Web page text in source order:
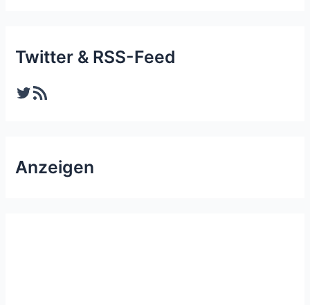
Twitter & RSS-Feed
Twitter RSS-Feed
Anzeigen